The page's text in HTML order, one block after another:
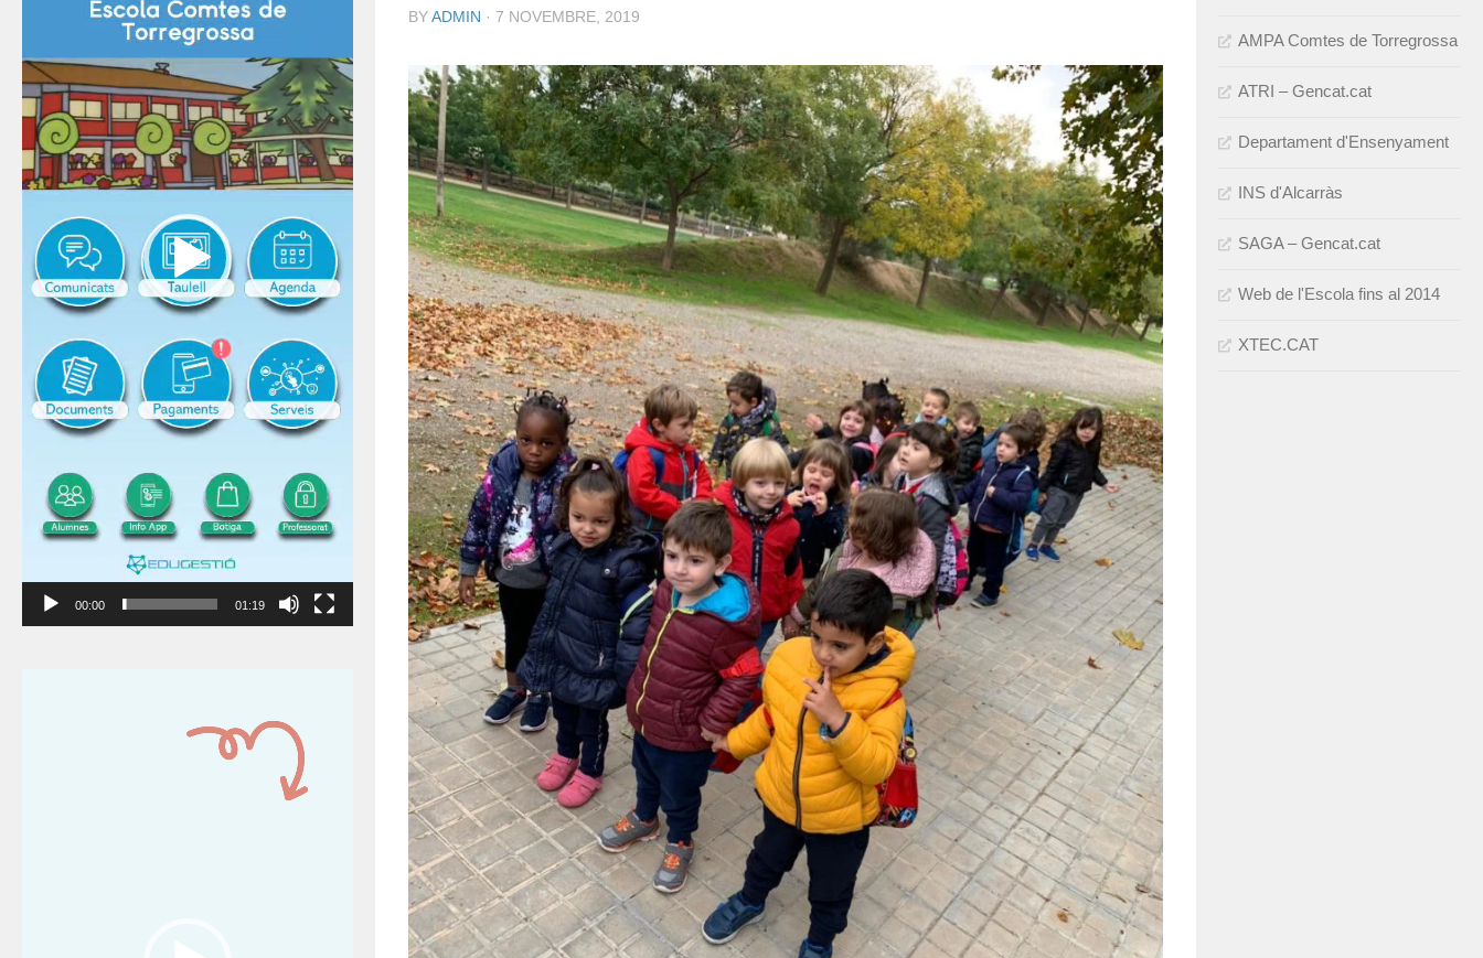
BYADMIN · 7 NOVEMBRE, 2019
00:00 01:19
AMPA Comtes de Torregrossa
ATRI – Gencat.cat
Departament d'Ensenyament
INS d'Alcarràs
SAGA – Gencat.cat
Web de l'Escola fins al 2014
XTEC.CAT